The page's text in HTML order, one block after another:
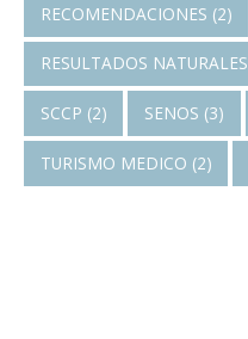
RECOMENDACIONES (2)
RESULTADOS NATURALES
SCCP (2) SENOS (3)
TURISMO MEDICO (2)